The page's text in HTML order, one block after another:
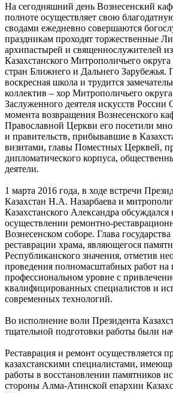
На сегодняшний день Вознесенский
полноте осуществляет свою
сводами ежедневно совершаются
праздникам проходят торжественные
архипастырей и священнослужителей
Казахстанского Митрополичьего
стран Ближнего и Дальнего Зарубежья.
воскресная школа и трудится
коллектив – хор Митрополичьего
Заслуженного деятеля искусств
момента возвращения Вознесенского
Православной Церкви его посетили
и правительств, прибывавшие в
визитами, главы Поместных Церквей,
дипломатического корпуса,
деятели.
1 марта 2016 года, в ходе встречи
Казахстан Н.А. Назарбаева и
Казахстанского Александра обсуждался
осуществлении ремонтно-
Вознесенском соборе. Глава
реставрации храма, являющегося
Республиканского значения, отметив
проведения полномасштабных работ на
профессиональном уровне с
квалифицированных специалистов и
современных технологий.
Во исполнение воли Президента
тщательной подготовки работы были
Реставрация и ремонт осуществляется
казахстанскими специалистами,
работы в восстановлении памятников
стороны Алма-Атинской епархии